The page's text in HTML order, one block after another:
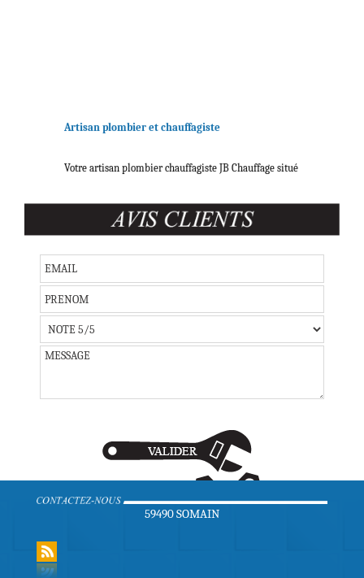
Artisan plombier et chauffagiste
Votre artisan plombier chauffagiste JB Chauffage situé
Amand-les-Eaux,Valencienneset Cambrai,
intervient chez vous pour tous vos travaux de
chauffage et plomberie!
Contactez votre
Nord!
59490 SOMAIN